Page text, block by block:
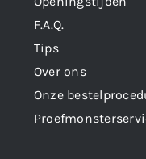
F.A.Q.
Tips
Over ons
Onze